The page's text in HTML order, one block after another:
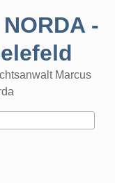
-
Marcus